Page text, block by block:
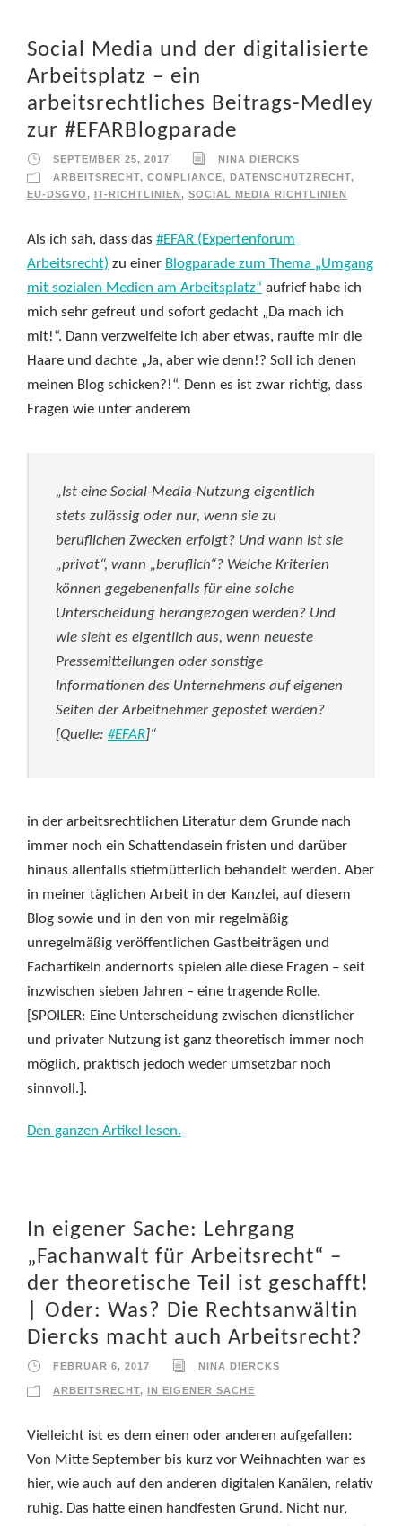
Social Media und der digitalisierte
Arbeitsplatz – ein
arbeitsrechtliches Beitrags-Medley
zur #EFARBlogparade
SEPTEMBER 25, 2017
NINA DIERCKS
ARBEITSRECHT, COMPLIANCE, DATENSCHUTZRECHT,
EU-DSGVO, IT-RICHTLINIEN, SOCIAL MEDIA RICHTLINIEN
Als ich sah, dass das #EFAR (Expertenforum
Arbeitsrecht) zu einer Blogparade zum Thema „Umgang
mit sozialen Medien am Arbeitsplatz“ aufrief habe ich
mich sehr gefreut und sofort gedacht „Da mach ich
mit!“. Dann verzweifelte ich aber etwas, raufte mir die
Haare und dachte „Ja, aber wie denn!? Soll ich denen
meinen Blog schicken?!“. Denn es ist zwar richtig, dass
Fragen wie unter anderem
„Ist eine Social-Media-Nutzung eigentlich
stets zulässig oder nur, wenn sie zu
beruflichen Zwecken erfolgt? Und wann ist sie
„privat“, wann „beruflich“? Welche Kriterien
können gegebenenfalls für eine solche
Unterscheidung herangezogen werden? Und
wie sieht es eigentlich aus, wenn neueste
Pressemitteilungen oder sonstige
Informationen des Unternehmens auf eigenen
Seiten der Arbeitnehmer gepostet werden?
[Quelle: #EFAR]“
in der arbeitsrechtlichen Literatur dem Grunde nach
immer noch ein Schattendasein fristen und darüber
hinaus allenfalls stiefmütterlich behandelt werden. Aber
in meiner täglichen Arbeit in der Kanzlei, auf diesem
Blog sowie und in den von mir regelmäßig
unregelmäßig veröffentlichen Gastbeiträgen und
Fachartikeln andernorts spielen alle diese Fragen – seit
inzwischen sieben Jahren – eine tragende Rolle.
[SPOILER: Eine Unterscheidung zwischen dienstlicher
und privater Nutzung ist ganz theoretisch immer noch
möglich, praktisch jedoch weder umsetzbar noch
sinnvoll.].
Den ganzen Artikel lesen.
In eigener Sache: Lehrgang
„Fachanwalt für Arbeitsrecht“ –
der theoretische Teil ist geschafft!
| Oder: Was? Die Rechtsanwältin
Diercks macht auch Arbeitsrecht?
FEBRUAR 6, 2017 NINA DIERCKS
ARBEITSRECHT, IN EIGENER SACHE
Vielleicht ist es dem einen oder anderen aufgefallen:
Von Mitte September bis kurz vor Weihnachten war es
hier, wie auch auf den anderen digitalen Kanälen, relativ
ruhig. Das hatte einen handfesten Grund. Nicht nur,